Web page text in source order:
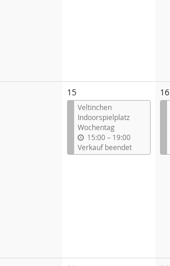
15
Veltinchen
Indoorspielplatz
Wochentag
15:00–b
i
s
19:00
Verkauf beendet
16